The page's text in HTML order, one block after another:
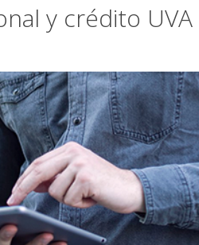
y crédito UVA